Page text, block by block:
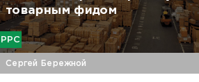
товарным фидом
PPC
Сергей Бережной